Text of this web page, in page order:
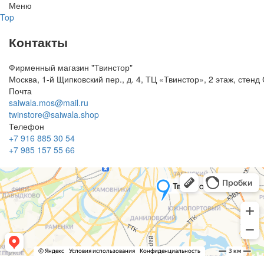
Меню
Top
Контакты
Фирменный магазин "Твинстор"
Москва, 1-й Щипковский пер., д. 4, ТЦ «Твинстор», 2 этаж,
Почта
saiwala.mos@mail.ru
twinstore@saiwala.shop
Телефон
+7 916 885 30 54
+7 985 157 55 66